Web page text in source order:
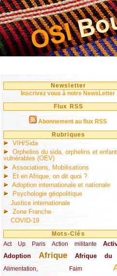
Newsletter
Inscrivez vous à notre NewsLetter
Flux RSS
Abonnement au flux RSS
Rubriques
VIH/Sida
Orphelins du sida, orphelins et
vulnérables (OEV)
Associations, Mobilisations
Et en Afrique, on dit quoi ?
Adoption internationale et nationale
Psychologie géopolitique
Justice internationale
Zone Franche
COVID-19
Mots-Clés
Act Up Paris
(49/289) Action militante
(32/289)
(73/289)
Adoption
(82/289) Afrique
(161/289) Afrique du
(73/289)
Alimentation, Faim
(48/289)
(203/289)